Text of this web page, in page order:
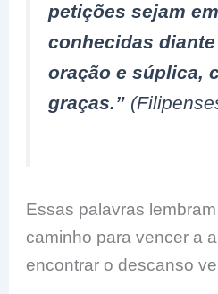
petições sejam
conhecidas
oração e súplica,
graças.”
Essas palavras
caminho para vencer a
encontrar o descanso